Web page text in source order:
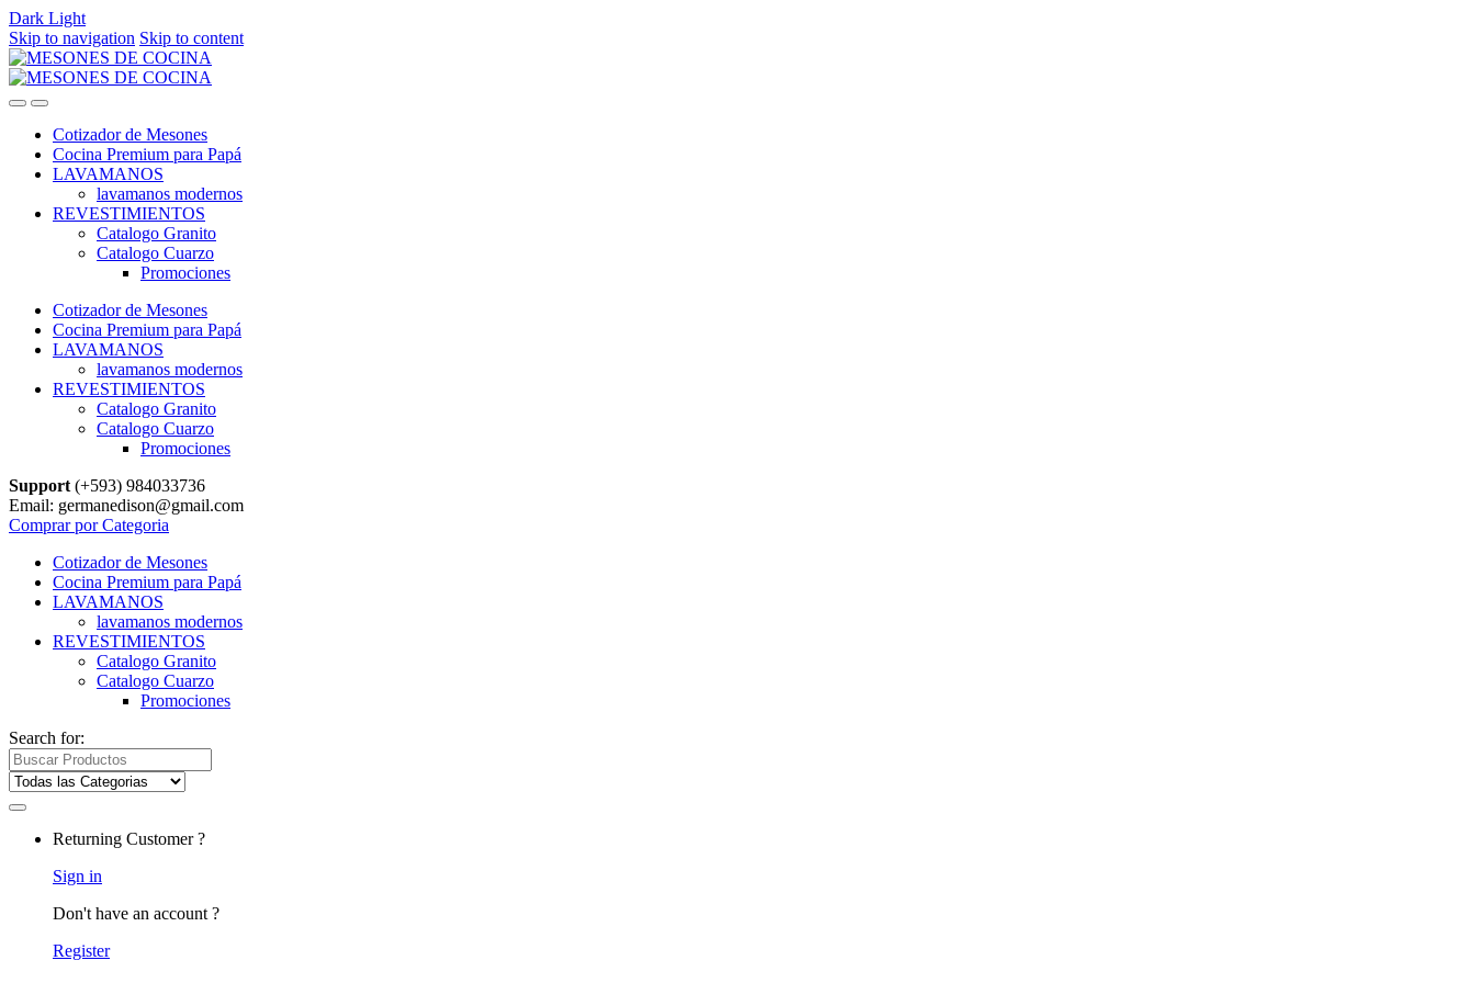
Dark Light
Skip to navigation Skip to content
Cotizador de Mesones
Cocina Premium para Papá
LAVAMANOS
lavamanos modernos
REVESTIMIENTOS
Catalogo Granito
Catalogo Cuarzo
Promociones
Cotizador de Mesones
Cocina Premium para Papá
LAVAMANOS
lavamanos modernos
REVESTIMIENTOS
Catalogo Granito
Catalogo Cuarzo
Promociones
Support (+593) 984033736
Email: germanedison@gmail.com
Comprar por Categoria
Cotizador de Mesones
Cocina Premium para Papá
LAVAMANOS
lavamanos modernos
REVESTIMIENTOS
Catalogo Granito
Catalogo Cuarzo
Promociones
Search for:
Returning Customer ?
Sign in
Don't have an account ?
Register